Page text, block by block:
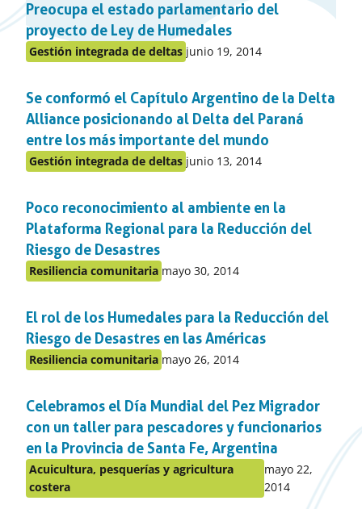
el
apartado
Preocupa el estado parlamentario del
proyecto de Ley de Humedales
Publicado
el
apartado
Gestión integrada de deltas Publicado
junio 19, 2014
Se conformó el Capítulo Argentino de la Delta
Alliance posicionando al Delta del Paraná
entre los más importante del mundo
Publicado
el
apartado
Gestión integrada de deltas Publicado
junio 13, 2014
Poco reconocimiento al ambiente en la
Plataforma Regional para la Reducción del
Riesgo de Desastres
Publicado
el
apartado
Resiliencia comunitaria Publicado
mayo 30, 2014
El rol de los Humedales para la Reducción del
Riesgo de Desastres en las Américas
Publicado
el
apartado
Resiliencia comunitaria Publicado
mayo 26, 2014
Celebramos el Día Mundial del Pez Migrador
con un taller para pescadores y funcionarios
en la Provincia de Santa Fe, Argentina
Publicado
Acuicultura, pesquerías y agricultura
costera
Publicado
en:
mayo 22,
2014